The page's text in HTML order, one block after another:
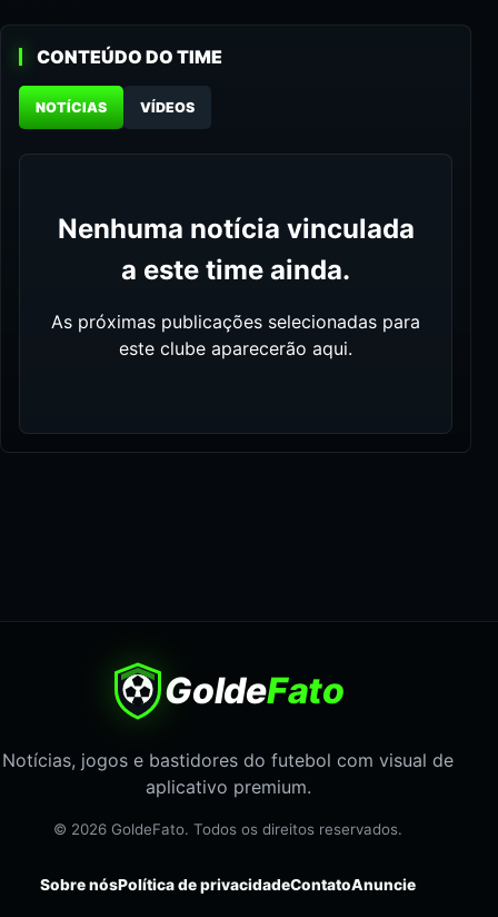
CONTEÚDO DO TIME
NOTÍCIAS VÍDEOS
Nenhuma notícia vinculada
a este time ainda.
As próximas publicações selecionadas para
este clube aparecerão aqui.
GoldeFato
Notícias, jogos e bastidores do futebol com visual de
aplicativo premium.
© 2026 GoldeFato. Todos os direitos reservados.
Sobre nósPolítica de privacidadeContatoAnuncie